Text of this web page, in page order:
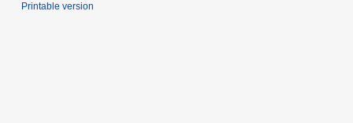
Printable version